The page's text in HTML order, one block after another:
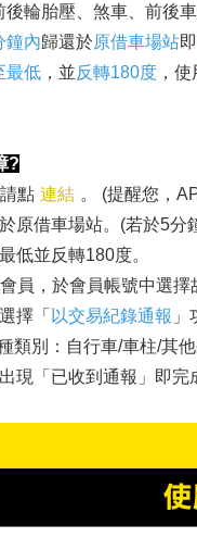
輪胎壓、煞車、前後
鐘內歸還於原借車場站
最低，並反轉180度，使
?
點 連結 。 (提醒您，
原借車場站。(若於5
低並反轉180度。
員，於會員帳號中選擇
擇「 以交易紀錄通報
類別：自行車/車柱/其
現「已收到通報」即完